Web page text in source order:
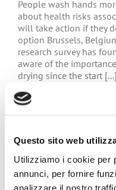
Questo sito web
Utilizziamo i cookie per
annunci, per fornire
analizzare il nostro
People wash hands
about health risks
will take action if they
option Brussels,
research survey has
aware of the
drying since the start [...]